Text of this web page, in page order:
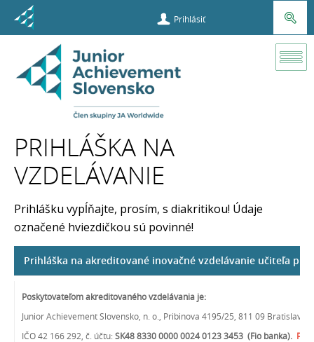
Prihlásiť
PRIHLÁŠKA NA
VZDELÁVANIE
Prihlášku vypĺňajte, prosím, s diakritikou! Údaje
označené hviezdičkou sú povinné!
Prihláška na akreditované inovačné vzdelávanie učiteľa pre
Poskytovateľom akreditovaného vzdelávania je:
Junior Achievement Slovensko, n. o., Pribinova 4195/25, 811 09 Bratislava-
IČO 42 166 292, č. účtu:SK48 8330 0000 0024 0123 3453 (Fio banka).